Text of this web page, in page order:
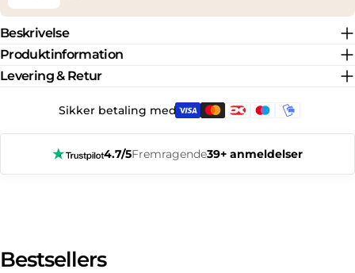
Beskrivelse
Produktinformation
Levering & Retur
Sikker betaling med:
4.7/5Fremragende39+ anmeldelser
Bestsellers